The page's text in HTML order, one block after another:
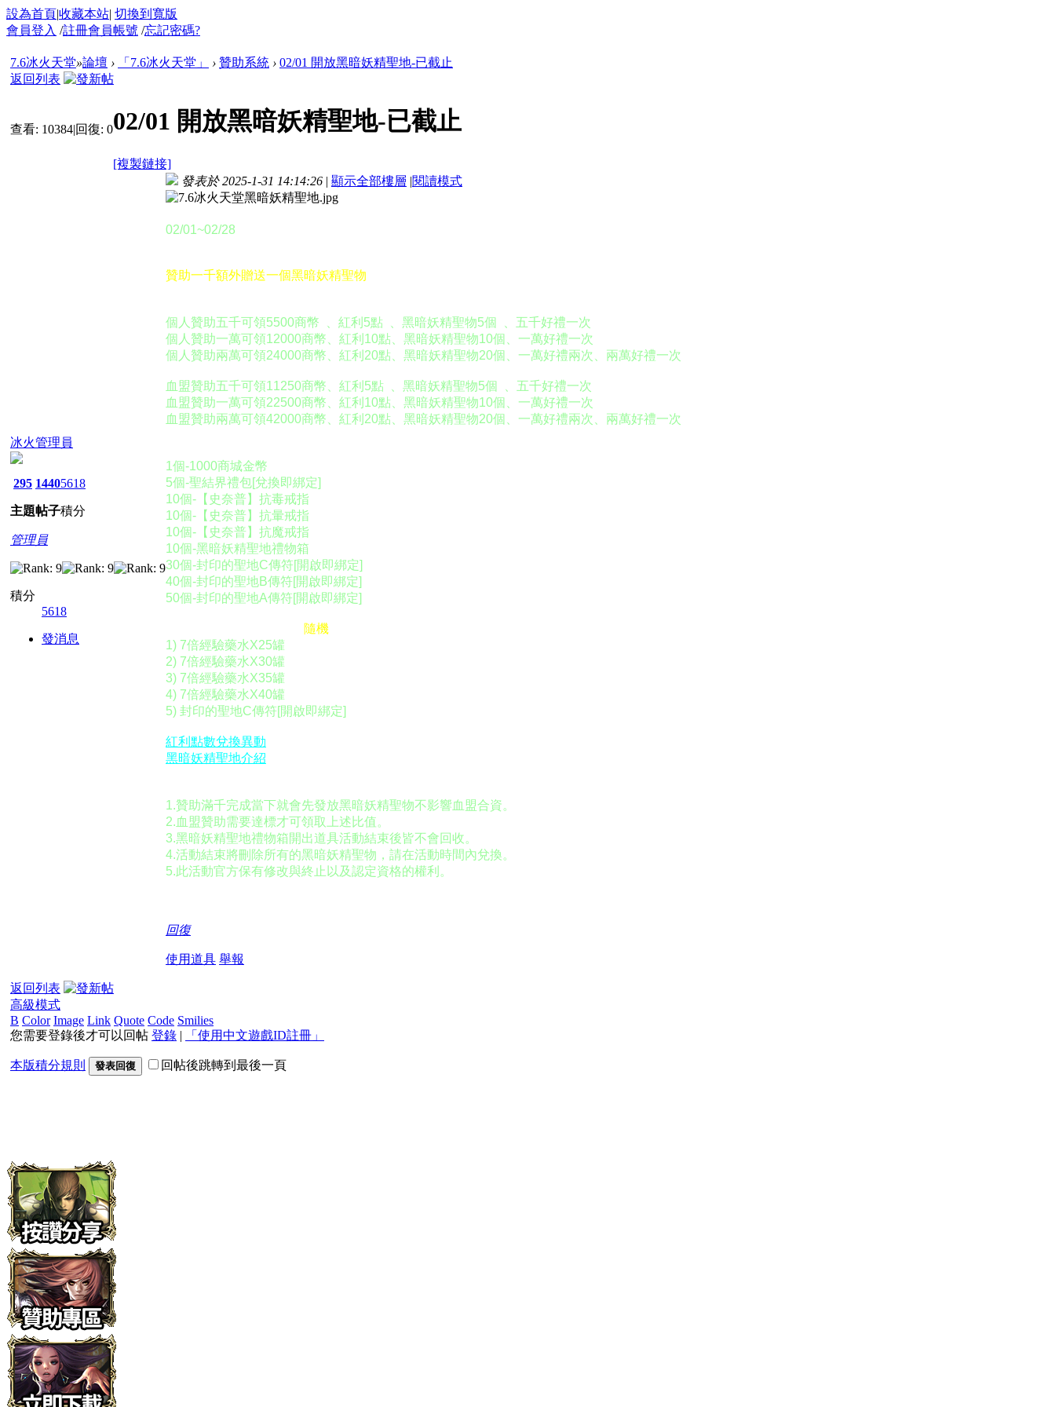
設為首頁|收藏本站| 切換到寬版
會員登入 /註冊會員帳號 /忘記密碼?
7.6冰火天堂»論壇 › 「7.6冰火天堂」 › 贊助系統 › 02/01 開放黑暗妖精聖地-已截止
返回列表
查看: 10384|回復: 002/01 開放黑暗妖精聖地-已截止
[複製鏈接]
冰火管理員
295
主題
1440
帖子
5618
積分
管理員
積分
5618
發消息
發表於 2025-1-31 14:14:26 | 顯示全部樓層 |閱讀模式
02/01~02/28
贊助一千額外贈送一個黑暗妖精聖物
個人贊助五千可領5500商幣 、紅利5點 、黑暗妖精聖物5個 、五千好禮一次
個人贊助一萬可領12000商幣、紅利10點、黑暗妖精聖物10個、一萬好禮一次
個人贊助兩萬可領24000商幣、紅利20點、黑暗妖精聖物20個、一萬好禮兩次、兩萬好禮一次
血盟贊助五千可領11250商幣、紅利5點 、黑暗妖精聖物5個 、五千好禮一次
血盟贊助一萬可領22500商幣、紅利10點、黑暗妖精聖物10個、一萬好禮一次
血盟贊助兩萬可領42000商幣、紅利20點、黑暗妖精聖物20個、一萬好禮兩次、兩萬好禮一次
1個-1000商城金幣
5個-聖結界禮包[兌換即綁定]
10個-【史奈普】抗毒戒指
10個-【史奈普】抗暈戒指
10個-【史奈普】抗魔戒指
10個-黑暗妖精聖地禮物箱
30個-封印的聖地C傳符[開啟即綁定]
40個-封印的聖地B傳符[開啟即綁定]
50個-封印的聖地A傳符[開啟即綁定]
隨機
1) 7倍經驗藥水X25罐
2) 7倍經驗藥水X30罐
3) 7倍經驗藥水X35罐
4) 7倍經驗藥水X40罐
5) 封印的聖地C傳符[開啟即綁定]
紅利點數兌換異動
黑暗妖精聖地介紹
1.贊助滿千完成當下就會先發放黑暗妖精聖物不影響血盟合資。
2.血盟贊助需要達標才可領取上述比值。
3.黑暗妖精聖地禮物箱開出道具活動結束後皆不會回收。
4.活動結束將刪除所有的黑暗妖精聖物，請在活動時間內兌換。
5.此活動官方保有修改與終止以及認定資格的權利。
回復
使用道具 舉報
返回列表
高級模式
B Color Image Link Quote Code Smilies
您需要登錄後才可以回帖 登錄 | 「使用中文遊戲ID註冊」
本版積分規則 發表回復 回帖後跳轉到最後一頁